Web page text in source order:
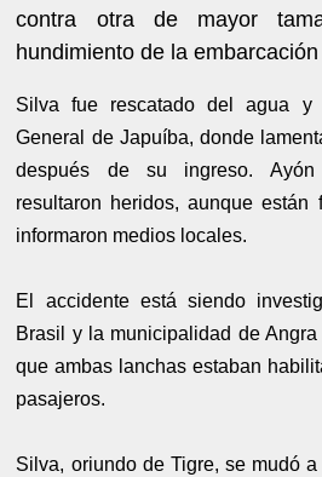
contra otra de mayor
hundimiento de la
Silva fue rescatado del agua y
General de Japuíba, donde
después de su ingreso.
resultaron heridos, aunque están
informaron medios locales.
El accidente está siendo
Brasil y la municipalidad de
que ambas lanchas estaban
pasajeros.
Silva, oriundo de Tigre, se mudó